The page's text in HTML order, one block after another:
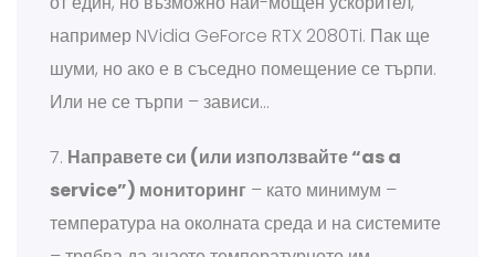
например NVidia GeForce RTX 2080Ti. Пак ще
шуми, но ако е в съседно помещение се търпи.
Или не се търпи – зависи…
7. Направете си (или използвайте “as a
service”) мониторинг – като минимум –
температура на околната среда и на системите